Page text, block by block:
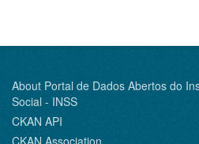
About Portal de Dados Abertos do
Social - INSS
CKAN API
CKAN Association